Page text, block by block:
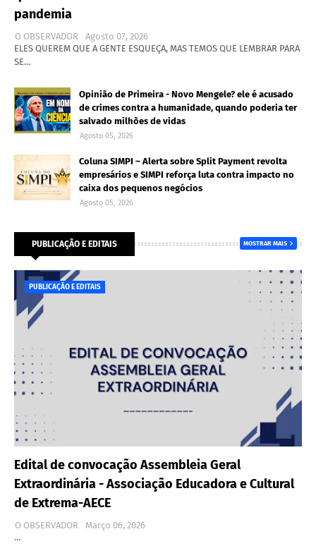
pandemia
O OBSERVADOR
Agosto 07, 2026
ELES QUEREM QUE A GENTE ESQUEÇA, MAS TEMOS QUE LEMBRAR PARA
SE…
Opinião de Primeira - Novo Mengele? ele é acusado
de crimes contra a humanidade, quando poderia ter
salvado milhões de vidas
Agosto 05, 2026
Coluna SIMPI – Alerta sobre Split Payment revolta
empresários e SIMPI reforça luta contra impacto no
caixa dos pequenos negócios
Agosto 05, 2026
PUBLICAÇÃO E EDITAIS MOSTRAR MAIS
PUBLICAÇÃO E EDITAIS
Edital de convocação Assembleia Geral
Extraordinária - Associação Educadora e Cultural
de Extrema-AECE
O OBSERVADOR
Março 06, 2026
…